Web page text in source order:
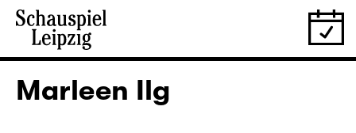
Marleen Ilg